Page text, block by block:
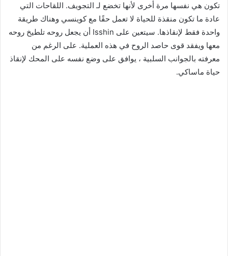
تكون هي نفسها مرة أخرى لأنها تخضع لـ التجويف. اللقاحات التي
عادة ما تكون منقذة للحياة لا تعمل حقًا مع كوينسي وهناك طريقة
واحدة فقط لإنقاذها. سيتعين على Isshin أن يجعل روحه تلطيخ روحه
معها ويفقد قوى حاصد الروح في هذه العملية. على الرغم من
معرفته بالجوانب السلبية ، يوافق على وضع نفسه على المحك لإنقاذ
حياة ماساكي.